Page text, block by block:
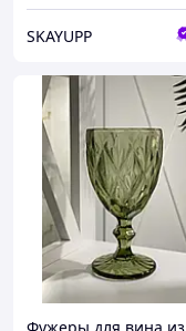
SKAYUPP